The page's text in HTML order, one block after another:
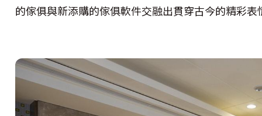
的傢俱與新添購的傢俱軟件交融出貫穿古今的精彩表